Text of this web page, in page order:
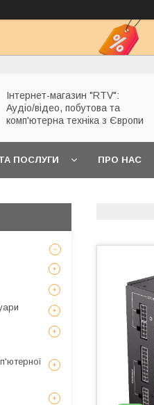
Інтернет-магазин "RTV":
Аудіо/відео, побутова та
комп'ютерна техніка з Європи
ПОСЛУГИ ПРО НАС